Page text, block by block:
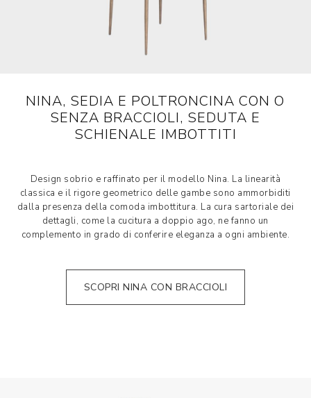
NINA, SEDIA E POLTRONCINA CON O
SENZA BRACCIOLI, SEDUTA E
SCHIENALE IMBOTTITI
Design sobrio e raffinato per il modello Nina. La linearità
classica e il rigore geometrico delle gambe sono ammorbiditi
dalla presenza della comoda imbottitura. La cura sartoriale dei
dettagli, come la cucitura a doppio ago, ne fanno un
complemento in grado di conferire eleganza a ogni ambiente.
SCOPRI NINA CON BRACCIOLI